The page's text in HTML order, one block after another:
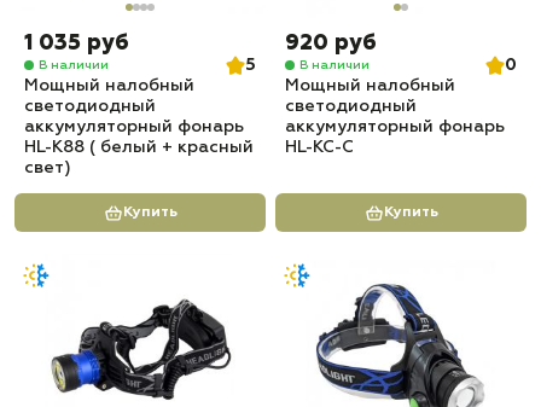
1 035 руб
В наличии
5
Мощный налобный
светодиодный
аккумуляторный фонарь
HL-K88 ( белый + красный
свет)
Купить
920 руб
В наличии
0
Мощный налобный
светодиодный
аккумуляторный фонарь
HL-KC-C
Купить